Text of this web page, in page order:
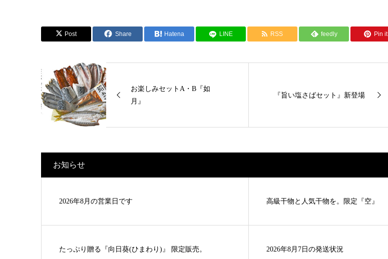
Post Share Hatena LINE RSS feedly Pin it
お楽しみセットA・B『如
月』
『旨い塩さばセット』新登場
お知らせ
2026年8月の営業日です 高級干物と人気干物を。限定『空』
たっぷり贈る『向日葵(ひまわり)』 限定販売。 2026年8月7日の発送状況